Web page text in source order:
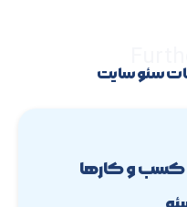
سئو سایت
کسب و کارها